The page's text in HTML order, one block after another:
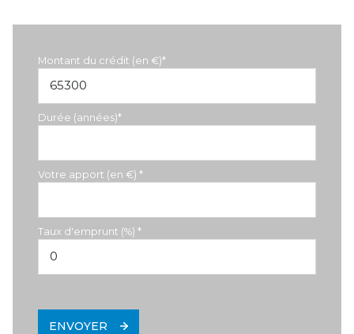
Montant du crédit (en €)*
Durée (années)*
Votre apport (en €) *
Taux d'emprunt (%) *
ENVOYER